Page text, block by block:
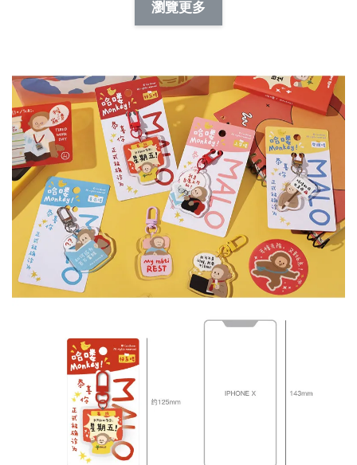
NT$ 19.00
NT$ 66.00
加入購物車
瀏覽更多